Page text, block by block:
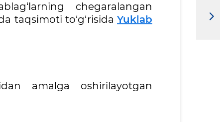
chegaralangan
taqsimoti to‘g‘risida Yuklab
amalga oshirilayotgan